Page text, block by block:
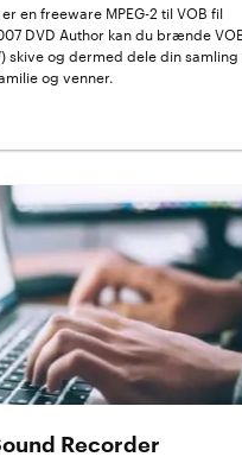
en freeware MPEG-2 til VOB fil
DVD Author kan du brænde
skive og dermed dele din samling
og venner.
Recorder